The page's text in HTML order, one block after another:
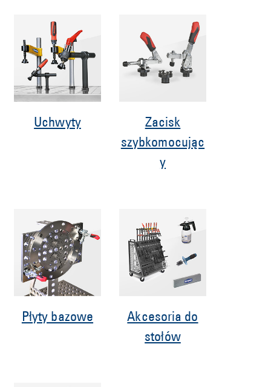
Uchwyty
Zacisk
szybkomocując
y
Płyty bazowe
Akcesoria do
stołów